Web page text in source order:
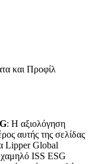
και Προφίλ
: Η αξιολόγηση
αυτής της σελίδας
Lipper Global
ISS ESG